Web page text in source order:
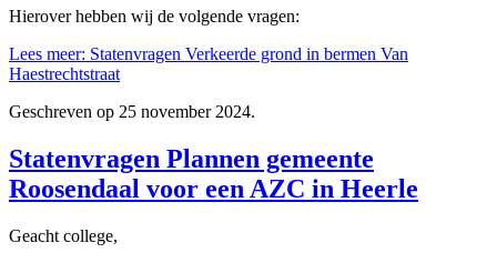
Hierover hebben wij de volgende vragen:
Lees meer: Statenvragen Verkeerde grond in bermen Van
Haestrechtstraat
Geschreven op 25 november 2024.
Statenvragen Plannen gemeente
Roosendaal voor een AZC in Heerle
Geacht college,